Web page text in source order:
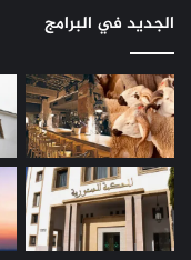
الجديد في البرامج